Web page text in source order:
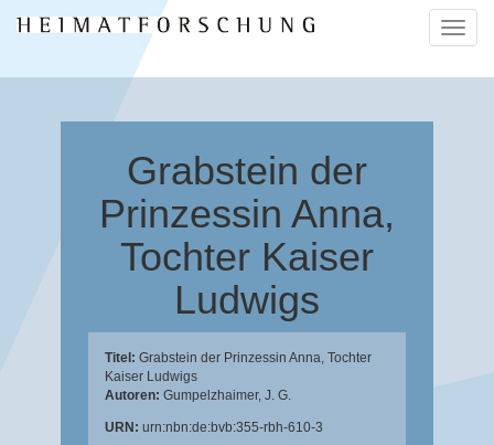
ein-/
Grabstein der
Prinzessin Anna,
Tochter Kaiser
Ludwigs
Titel: Grabstein der Prinzessin Anna, Tochter
Kaiser Ludwigs
Autoren: Gumpelzhaimer, J. G.
URN: urn:nbn:de:bvb:355-rbh-610-3